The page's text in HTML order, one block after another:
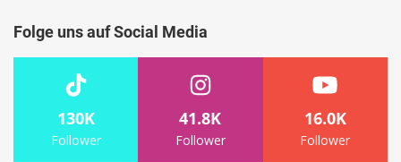
Folge uns auf Social Media
130K
Follower
41.8K
Follower
16.0K
Follower